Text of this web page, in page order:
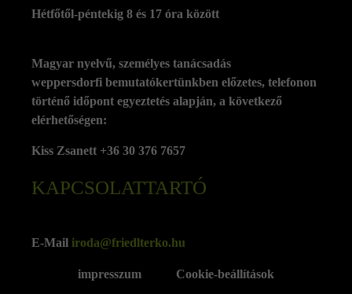
Hétfőtől-péntekig 8 és 17 óra között
KAPCSOLATTARTÓ
Magyar nyelvű, személyes tanácsadás
weppersdorfi bemutatókertünkben előzetes, telefonon
történő időpont egyeztetés alapján, a következő
elérhetőségen:
Kiss Zsanett +36 30 376 7657
E-Mail iroda@friedlterko.hu
impresszum Cookie-beállítások